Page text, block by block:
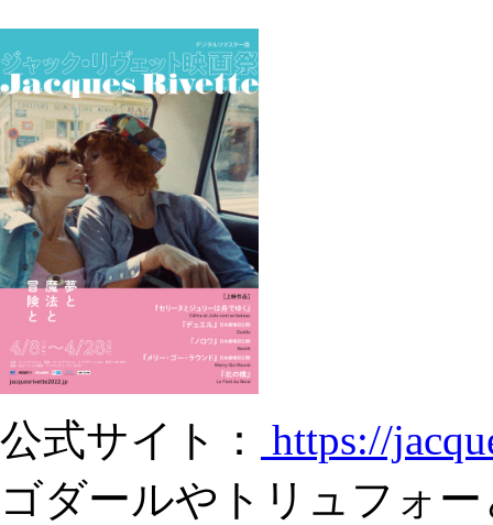
公式サイト：
https://
ゴダールやトリュフォ